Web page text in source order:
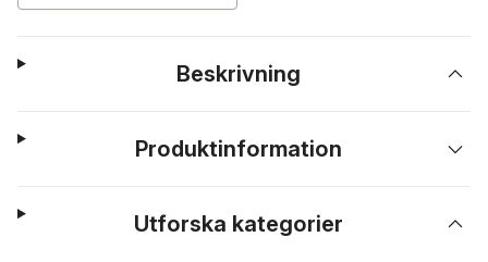
Beskrivning
Produktinformation
Utforska kategorier